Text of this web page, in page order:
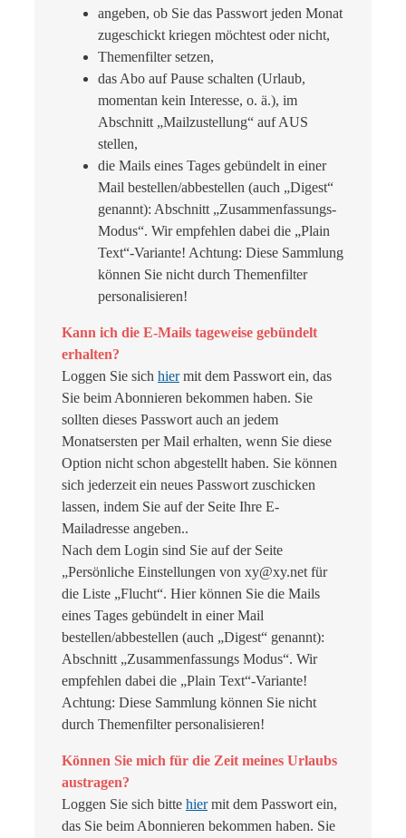
angeben, ob Sie das Passwort jeden Monat
zugeschickt kriegen möchtest oder nicht,
Themenfilter setzen,
das Abo auf Pause schalten (Urlaub,
momentan kein Interesse, o. ä.), im
Abschnitt „Mailzustellung“ auf AUS
stellen,
die Mails eines Tages gebündelt in einer
Mail bestellen/abbestellen (auch „Digest“
genannt): Abschnitt „Zusammenfassungs-
Modus“. Wir empfehlen dabei die „Plain
Text“-Variante! Achtung: Diese Sammlung
können Sie nicht durch Themenfilter
personalisieren!
Kann ich die E-Mails tageweise gebündelt
erhalten?
Loggen Sie sich hiermit dem Passwort ein, das
Sie beim Abonnieren bekommen haben. Sie
sollten dieses Passwort auch an jedem
Monatsersten per Mail erhalten, wenn Sie diese
Option nicht schon abgestellt haben. Sie können
sich jederzeit ein neues Passwort zuschicken
lassen, indem Sie auf der Seite Ihre E-
Mailadresse angeben..
Nach dem Login sind Sie auf der Seite
„Persönliche Einstellungen von xy@xy.net für
die Liste „Flucht“. Hier können Sie die Mails
eines Tages gebündelt in einer Mail
bestellen/abbestellen (auch „Digest“ genannt):
Abschnitt „Zusammenfassungs Modus“. Wir
empfehlen dabei die „Plain Text“-Variante!
Achtung: Diese Sammlung können Sie nicht
durch Themenfilter personalisieren!
Können Sie mich für die Zeit meines Urlaubs
austragen?
Loggen Sie sich bitte hiermit dem Passwort ein,
das Sie beim Abonnieren bekommen haben. Sie